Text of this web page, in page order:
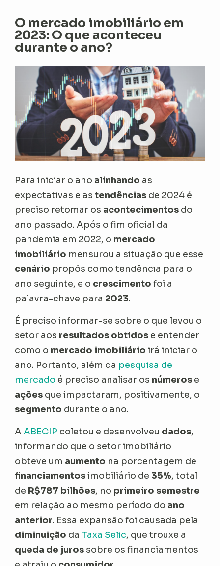
O mercado imobiliário em
2023: O que aconteceu
durante o ano?
Para iniciar o ano alinhando as
expectativas e astendências de 2024 é
preciso retomar os acontecimentos do
ano passado. Após o fim oficial da
pandemia em 2022, o mercado
imobiliário mensurou a situação que esse
cenário propôs como tendência para o
ano seguinte, e o crescimento foi a
palavra-chave para 2023.
É preciso informar-se sobre o que levou o
setor aos resultados obtidos e entender
como o mercado imobiliário irá iniciar o
ano. Portanto, além da pesquisa de
mercado é preciso analisar os números e
ações que impactaram, positivamente, o
segmento durante o ano.
AABECIP coletou e desenvolveu dados,
informando que o setor imobiliário
obteve um aumento na porcentagem de
financiamentosimobiliário de 35%, total
de R$787 bilhões, no primeiro semestre
em relação ao mesmo período do ano
anterior. Essa expansão foi causada pela
diminuição da Taxa Selic, que trouxe a
queda de juros sobre os financiamentos